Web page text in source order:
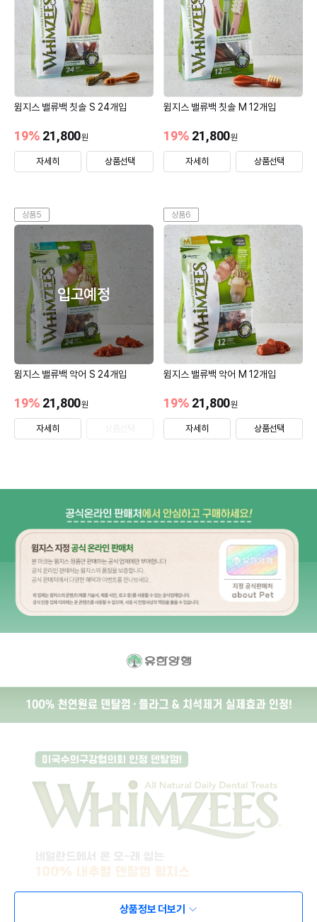
윔지스 밸류백 칫솔 S 24개입
21,800원
19%
자세히 상품선택
윔지스 밸류백 칫솔 M 12개입
21,800원
19%
자세히 상품선택
상품5
입고예정
윔지스 밸류백 악어 S 24개입
21,800원
19%
자세히
상품6
윔지스 밸류백 악어 M 12개입
21,800원
19%
자세히 상품선택
상품정보 더보기